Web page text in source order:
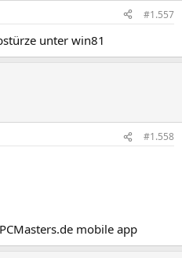
#1.557
unter win81
#1.558
mobile app